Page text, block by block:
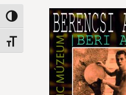
Nagy kontraszt váltása
Betűméret váltása